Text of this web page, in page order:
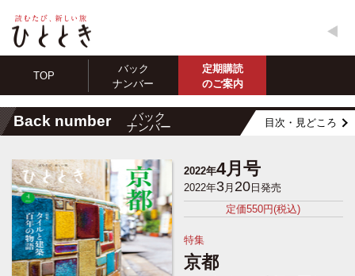
TOP
バック
ナンバー
定期購読
のご案内
Back number
バック
ナンバー
目次・見どころ
2022年4月号
2022年3月 20日発売
定価550円(税込)
特集
京都